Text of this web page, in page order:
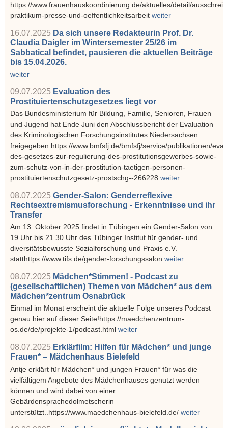
https://www.frauenhauskoordinierung.de/aktuelles/detail/
praktikum-presse-und-oeffentlichkeitsarbeit weiter
16.07.2025 Da sich unsere Redakteurin Prof. Dr.
Claudia Daigler im Wintersemester 25/26 im
Sabbatical befindet, pausieren die aktuellen Beiträge
bis 15.04.2026.
weiter
09.07.2025 Evaluation des
Prostituiertenschutzgesetzes liegt vor
Das Bundesministerium für Bildung, Familie, Senioren, Frauen
und Jugend hat Ende Juni den Abschlussbericht der Evaluation
des Kriminologischen Forschungsinstitutes Niedersachsen
freigegeben.https://www.bmfsfj.de/bmfsfj/service/publikationen/
des-gesetzes-zur-regulierung-des-prostitutionsgewerbes-sowie-
zum-schutz-von-in-der-prostitution-taetigen-personen-
prostituiertenschutzgesetz-prostschg--266228 weiter
08.07.2025 Gender-Salon: Genderreflexive
Rechtsextremismusforschung - Erkenntnisse und ihr
Transfer
Am 13. Oktober 2025 findet in Tübingen ein Gender-Salon von
19 Uhr bis 21.30 Uhr des Tübinger Institut für gender- und
diversitätsbewusste Sozialforschung und Praxis e.V.
statthttps://www.tifs.de/gender-forschungssalon weiter
08.07.2025 Mädchen*Stimmen! - Podcast zu
(gesellschaftlichen) Themen von Mädchen* aus dem
Mädchen*zentrum Osnabrück
Einmal im Monat erscheint die aktuelle Folge unseres Podcast
genau hier auf dieser Seite!https://maedchenzentrum-
os.de/de/projekte-1/podcast.html weiter
08.07.2025 Erklärfilm: Hilfen für Mädchen* und junge
Frauen* – Mädchenhaus Bielefeld
Antje erklärt für Mädchen* und jungen Frauen* für was die
vielfältigem Angebote des Mädchenhauses genutzt werden
können und wird dabei von einer
Gebärdensprachedolmetscherin
unterstützt..https://www.maedchenhaus-bielefeld.de/ weiter